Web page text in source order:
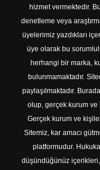
hizmet vermektedir.
denetleme veya
üyelerimiz yazdıkları
üye olarak bu
herhangi bir marka,
bulunmamaktadır.
paylaşılmaktadır.
olup, gerçek kurum ve
Gerçek kurum ve
Sitemiz, kar amacı
platformudur.
düşündüğünüz içerikleri,